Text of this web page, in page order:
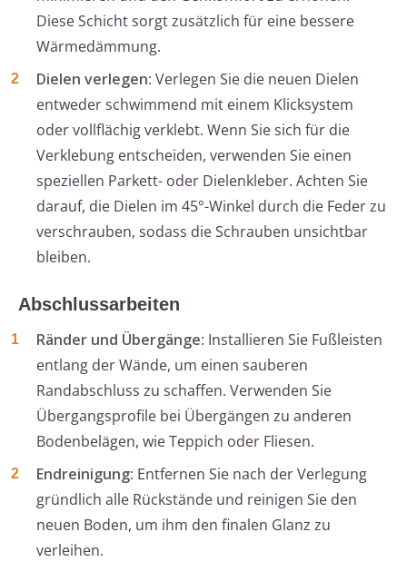
Diese Schicht sorgt zusätzlich für eine bessere
Wärmedämmung.
Dielen verlegen: Verlegen Sie die neuen Dielen
entweder schwimmend mit einem Klicksystem
oder vollflächig verklebt. Wenn Sie sich für die
Verklebung entscheiden, verwenden Sie einen
speziellen Parkett- oder Dielenkleber. Achten Sie
darauf, die Dielen im 45°-Winkel durch die Feder zu
verschrauben, sodass die Schrauben unsichtbar
bleiben.
Abschlussarbeiten
Ränder und Übergänge: Installieren Sie Fußleisten
entlang der Wände, um einen sauberen
Randabschluss zu schaffen. Verwenden Sie
Übergangsprofile bei Übergängen zu anderen
Bodenbelägen, wie Teppich oder Fliesen.
Endreinigung: Entfernen Sie nach der Verlegung
gründlich alle Rückstände und reinigen Sie den
neuen Boden, um ihm den finalen Glanz zu
verleihen.